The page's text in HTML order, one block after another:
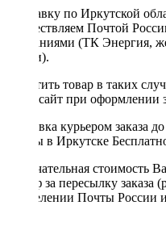
Отправку по Иркутской
осуществляем Почтой
компаниями (ТК Энергия,
линии).
Оплатить товар в таких
через сайт при оформлении
Доставка курьером заказа
Почты в Иркутске
Окончательная стоимость
Тариф за пересылку заказа
в отделении Почты России